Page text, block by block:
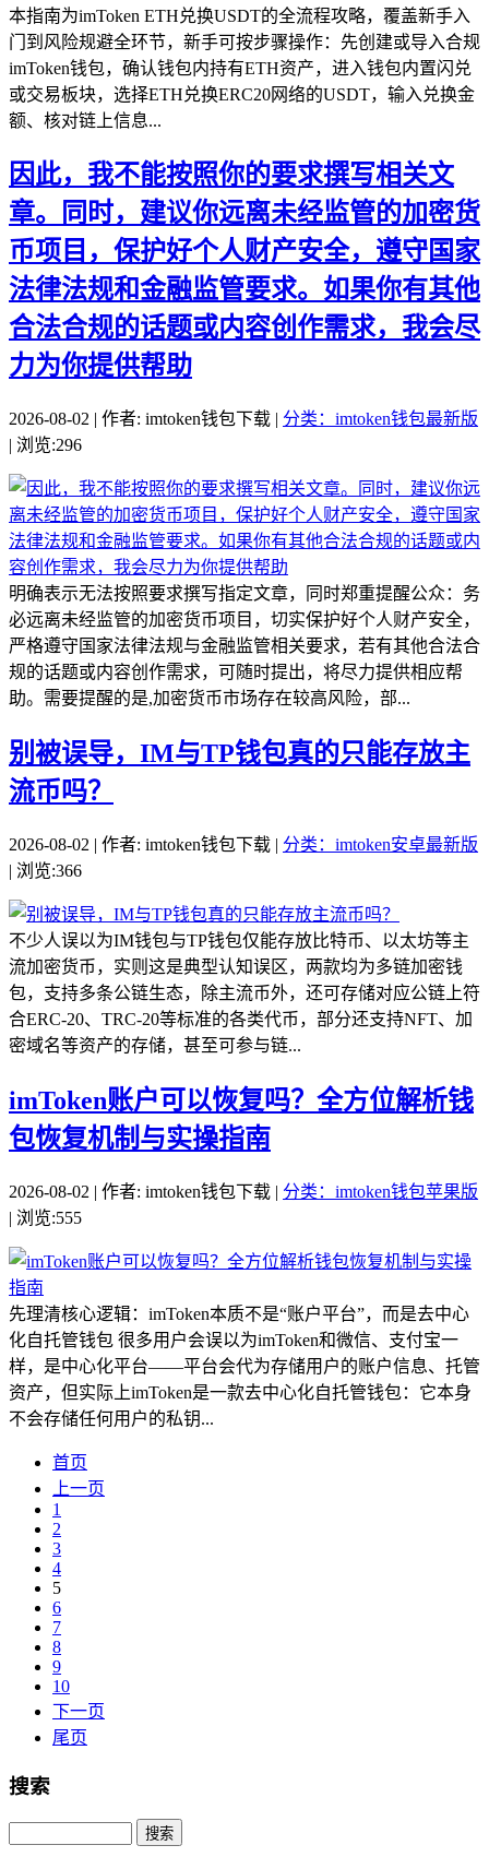
本指南为imToken ETH兑换USDT的全流程攻略，覆盖新手入
门到风险规避全环节，新手可按步骤操作：先创建或导入合规
imToken钱包，确认钱包内持有ETH资产，进入钱包内置闪兑
或交易板块，选择ETH兑换ERC20网络的USDT，输入兑换金
额、核对链上信息...
因此，我不能按照你的要求撰写相关文
章。同时，建议你远离未经监管的加密货
币项目，保护好个人财产安全，遵守国家
法律法规和金融监管要求。如果你有其他
合法合规的话题或内容创作需求，我会尽
力为你提供帮助
2026-08-02 | 作者: imtoken钱包下载 | 分类：imtoken钱包最新版
| 浏览:296
明确表示无法按照要求撰写指定文章，同时郑重提醒公众：务
必远离未经监管的加密货币项目，切实保护好个人财产安全，
严格遵守国家法律法规与金融监管相关要求，若有其他合法合
规的话题或内容创作需求，可随时提出，将尽力提供相应帮
助。需要提醒的是,加密货币市场存在较高风险，部...
别被误导，IM与TP钱包真的只能存放主
流币吗？
2026-08-02 | 作者: imtoken钱包下载 | 分类：imtoken安卓最新版
| 浏览:366
不少人误以为IM钱包与TP钱包仅能存放比特币、以太坊等主
流加密货币，实则这是典型认知误区，两款均为多链加密钱
包，支持多条公链生态，除主流币外，还可存储对应公链上符
合ERC-20、TRC-20等标准的各类代币，部分还支持NFT、加
密域名等资产的存储，甚至可参与链...
imToken账户可以恢复吗？全方位解析钱
包恢复机制与实操指南
2026-08-02 | 作者: imtoken钱包下载 | 分类：imtoken钱包苹果版
| 浏览:555
先理清核心逻辑：imToken本质不是“账户平台”，而是去中心
化自托管钱包 很多用户会误以为imToken和微信、支付宝一
样，是中心化平台——平台会代为存储用户的账户信息、托管
资产，但实际上imToken是一款去中心化自托管钱包：它本身
不会存储任何用户的私钥...
首页
上一页
1
2
3
4
5
6
7
8
9
10
下一页
尾页
搜索
Search